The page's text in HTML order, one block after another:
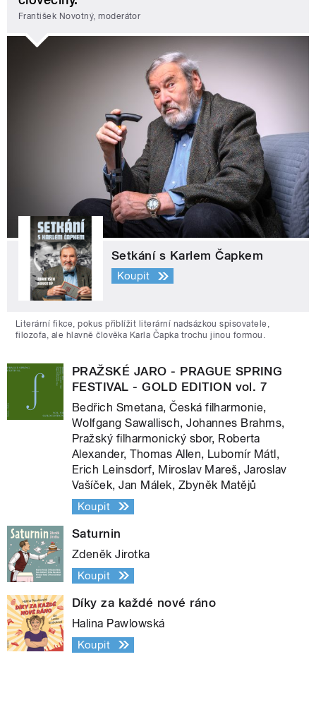
František Novotný, moderátor
Setkání s Karlem Čapkem
Koupit
Literární fikce, pokus přiblížit literární nadsázkou spisovatele,
filozofa, ale hlavně člověka Karla Čapka trochu jinou formou.
PRAŽSKÉ JARO - PRAGUE SPRING
FESTIVAL - GOLD EDITION vol. 7
Bedřich Smetana, Česká filharmonie,
Wolfgang Sawallisch, Johannes Brahms,
Pražský filharmonický sbor, Roberta
Alexander, Thomas Allen, Lubomír Mátl,
Erich Leinsdorf, Miroslav Mareš, Jaroslav
Vašíček, Jan Málek, Zbyněk Matějů
Koupit
Saturnin
Zdeněk Jirotka
Koupit
Díky za každé nové ráno
Halina Pawlowská
Koupit